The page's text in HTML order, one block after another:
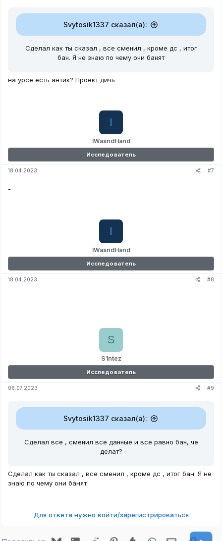
Svytosik1337 сказал(а):
Сделал как ты сказал , все сменил , кроме дс , итог
бан. Я не знаю по чему они банят
на урсе есть антик? Проект дичь
IWasndHand
I
Исследователь
18.04.2023 #7
-
IWasndHand
I
Исследователь
18.04.2023 #8
------
S1ntez
S
Исследователь
06.07.2023 #9
Svytosik1337 сказал(а):
Сделал все , сменил все данные и все равно бан, че
делат?
Сделал как ты сказал , все сменил , кроме дс , итог бан. Я не
знаю по чему они банят
Для ответа нужно войти/зарегистрироваться